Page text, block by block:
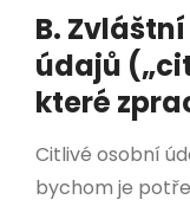
B.
údajů
které
Citlivé osobní
bychom je